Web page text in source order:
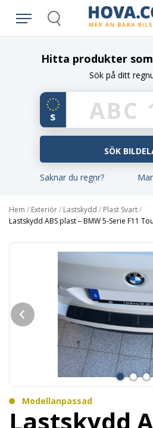
Search
Hitta produkter
Sök på ditt
Saknar du regnr?
Hem / Exteriör/ Lastskydd / Plast Svart/
Lastskydd ABS plast – BMW 5-Serie F11
Modellanpassad
Lastskydd